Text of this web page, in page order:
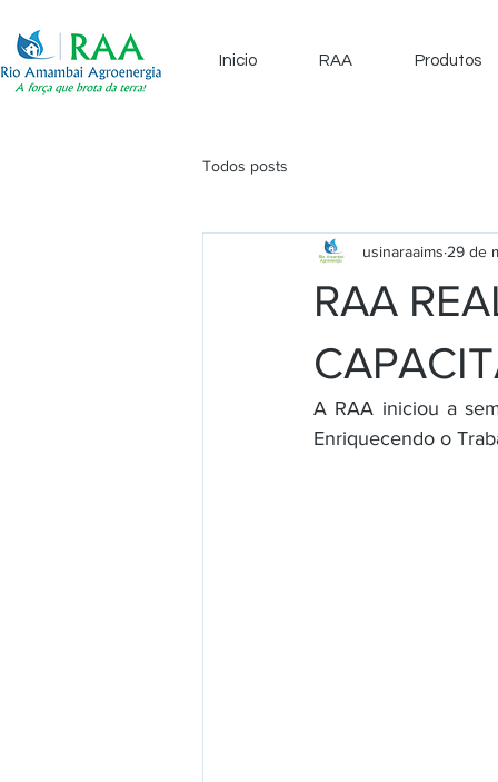
Inicio RAA Produtos
Todos posts
RAA
usinaraaims 29 de
A RAA iniciou a
Enriquecendo o